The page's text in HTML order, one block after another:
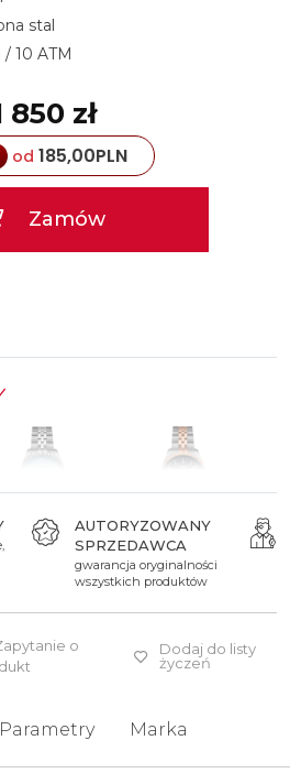
stal
10 ATM
850 zł
od 185,00PLN
Zamów
1 850 zł
AUTORYZOWANY
SPRZEDAWCA
gwarancja oryginalności
wszystkich produktów
o
Dodaj do listy
życzeń
Parametry Marka